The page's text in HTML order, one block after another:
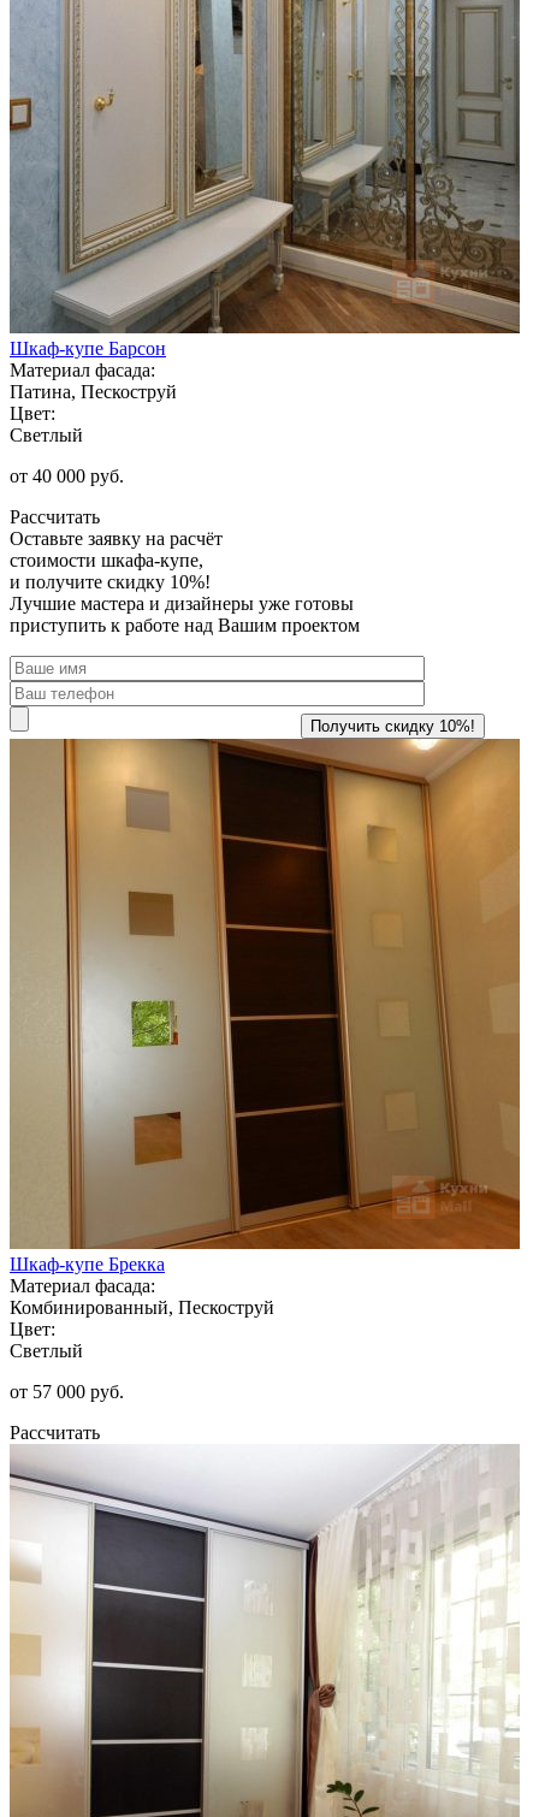
Шкаф-купе Барсон
Материал фасада:
Патина, Пескоструй
Цвет:
Светлый
от 40 000 руб.
Рассчитать
Оставьте заявку на расчёт
стоимости шкафа-купе,
и получите скидку 10%!
Лучшие мастера и дизайнеры уже готовы
приступить к работе над Вашим проектом
Шкаф-купе Брекка
Материал фасада:
Комбинированный, Пескоструй
Цвет:
Светлый
от 57 000 руб.
Рассчитать